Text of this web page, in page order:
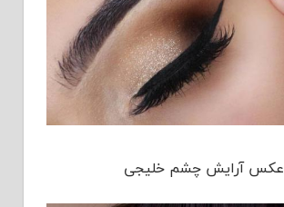
عکس آرایش چشم خلیجی